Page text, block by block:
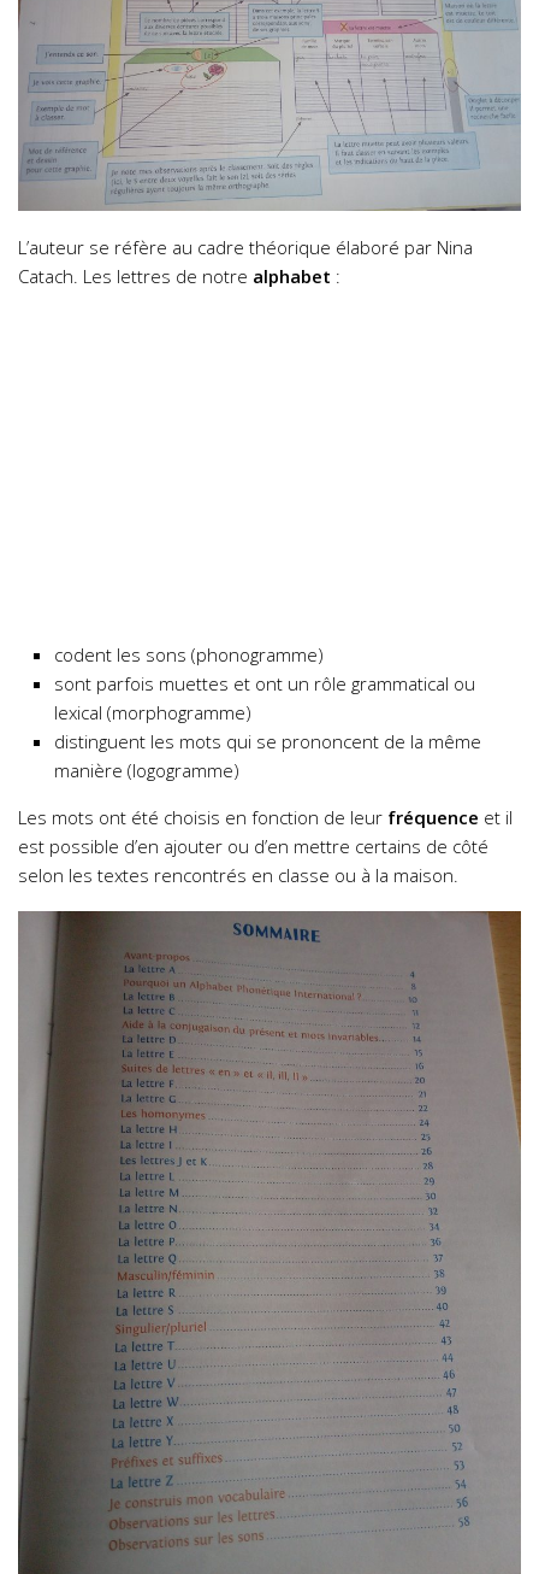
L’auteur se réfère au cadre théorique élaboré par Nina
Catach. Les lettres de notre alphabet :
codent les sons (phonogramme)
sont parfois muettes et ont un rôle grammatical ou
lexical (morphogramme)
distinguent les mots qui se prononcent de la même
manière (logogramme)
Les mots ont été choisis en fonction de leur fréquence et il
est possible d’en ajouter ou d’en mettre certains de côté
selon les textes rencontrés en classe ou à la maison.